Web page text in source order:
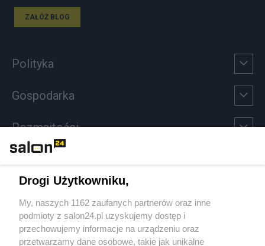
ZAŁÓŻ BLOG
Polityka
Gospodarka
Rozmaitości
Sport
Społeczeństwo
Drogi Użytkowniku,
My, naszych 1162 zaufanych partnerów oraz inne
podmioty z salon24.pl uzyskujemy dostęp i
przechowujemy informacje na urządzeniu oraz
przetwarzamy dane osobowe, takie jak unikalne